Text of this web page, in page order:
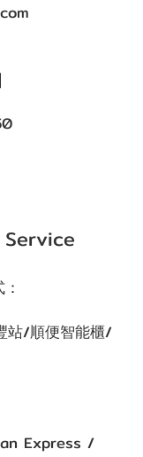
站/順便智能櫃/
Express /